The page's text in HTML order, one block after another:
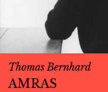
Thomas Bernhard
AMRAS